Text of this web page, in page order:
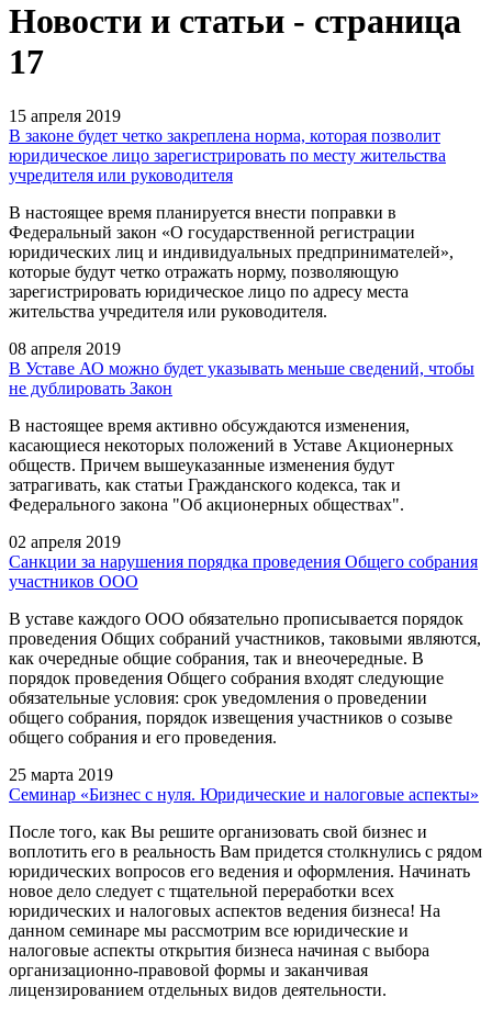
Новости и статьи - страница
17
15 апреля 2019
В законе будет четко закреплена норма, которая позволит
юридическое лицо зарегистрировать по месту жительства
учредителя или руководителя
В настоящее время планируется внести поправки в
Федеральный закон «О государственной регистрации
юридических лиц и индивидуальных предпринимателей»,
которые будут четко отражать норму, позволяющую
зарегистрировать юридическое лицо по адресу места
жительства учредителя или руководителя.
08 апреля 2019
В Уставе АО можно будет указывать меньше сведений, чтобы
не дублировать Закон
В настоящее время активно обсуждаются изменения,
касающиеся некоторых положений в Уставе Акционерных
обществ. Причем вышеуказанные изменения будут
затрагивать, как статьи Гражданского кодекса, так и
Федерального закона "Об акционерных обществах".
02 апреля 2019
Санкции за нарушения порядка проведения Общего собрания
участников ООО
В уставе каждого ООО обязательно прописывается порядок
проведения Общих собраний участников, таковыми являются,
как очередные общие собрания, так и внеочередные. В
порядок проведения Общего собрания входят следующие
обязательные условия: срок уведомления о проведении
общего собрания, порядок извещения участников о созыве
общего собрания и его проведения.
25 марта 2019
Семинар «Бизнес с нуля. Юридические и налоговые аспекты»
После того, как Вы решите организовать свой бизнес и
воплотить его в реальность Вам придется столкнулись с рядом
юридических вопросов его ведения и оформления. Начинать
новое дело следует с тщательной переработки всех
юридических и налоговых аспектов ведения бизнеса! На
данном семинаре мы рассмотрим все юридические и
налоговые аспекты открытия бизнеса начиная с выбора
организационно-правовой формы и заканчивая
лицензированием отдельных видов деятельности.